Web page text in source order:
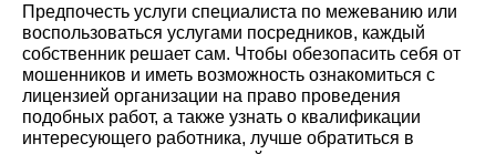
Предпочесть услуги специалиста по межеванию или
воспользоваться услугами посредников, каждый
собственник решает сам. Чтобы обезопасить себя от
мошенников и иметь возможность ознакомиться с
лицензией организации на право проведения
подобных работ, а также узнать о квалификации
интересующего работника, лучше обратиться в